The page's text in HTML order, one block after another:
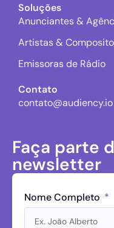
Soluções
Anunciantes &
Artistas &
Emissoras de Rádio
Contato
contato@audiency.io
Faça parte
newsletter
Nome Completo